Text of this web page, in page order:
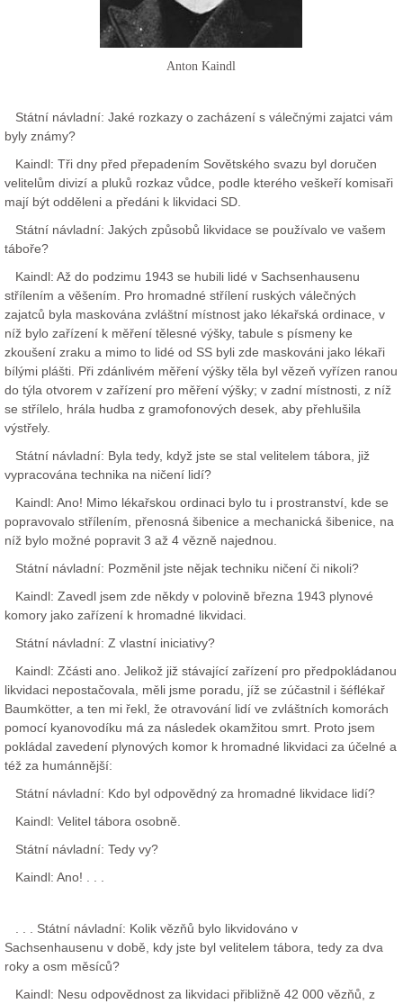
Anton Kaindl
Státní návladní: Jaké rozkazy o zacházení s válečnými zajatci vám
byly známy?
Kaindl: Tři dny před přepadením Sovětského svazu byl doručen
velitelům divizí a pluků rozkaz vůdce, podle kterého veškeří komisaři
mají být odděleni a předáni k likvidaci SD.
Státní návladní: Jakých způsobů likvidace se používalo ve vašem
táboře?
Kaindl: Až do podzimu 1943 se hubili lidé v Sachsenhausenu
střílením a věšením. Pro hromadné střílení ruských válečných
zajatců byla maskována zvláštní místnost jako lékařská ordinace, v
níž bylo zařízení k měření tělesné výšky, tabule s písmeny ke
zkoušení zraku a mimo to lidé od SS byli zde maskováni jako lékaři
bílými plášti. Při zdánlivém měření výšky těla byl vězeň vyřízen ranou
do týla otvorem v zařízení pro měření výšky; v zadní místnosti, z níž
se střílelo, hrála hudba z gramofonových desek, aby přehlušila
výstřely.
Státní návladní: Byla tedy, když jste se stal velitelem tábora, již
vypracována technika na ničení lidí?
Kaindl: Ano! Mimo lékařskou ordinaci bylo tu i prostranství, kde se
popravovalo střílením, přenosná šibenice a mechanická šibenice, na
níž bylo možné popravit 3 až 4 vězně najednou.
Státní návladní: Pozměnil jste nějak techniku ničení či nikoli?
Kaindl: Zavedl jsem zde někdy v polovině března 1943 plynové
komory jako zařízení k hromadné likvidaci.
Státní návladní: Z vlastní iniciativy?
Kaindl: Zčásti ano. Jelikož již stávající zařízení pro předpokládanou
likvidaci nepostačovala, měli jsme poradu, jíž se zúčastnil i šéflékař
Baumkötter, a ten mi řekl, že otravování lidí ve zvláštních komorách
pomocí kyanovodíku má za následek okamžitou smrt. Proto jsem
pokládal zavedení plynových komor k hromadné likvidaci za účelné a
též za humánnější:
Státní návladní: Kdo byl odpovědný za hromadné likvidace lidí?
Kaindl: Velitel tábora osobně.
Státní návladní: Tedy vy?
Kaindl: Ano! . . .
. . . Státní návladní: Kolik vězňů bylo likvidováno v
Sachsenhausenu v době, kdy jste byl velitelem tábora, tedy za dva
roky a osm měsíců?
Kaindl: Nesu odpovědnost za likvidaci přibližně 42 000 vězňů, z